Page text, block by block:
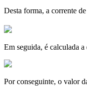
Desta forma, a corrente
Em seguida, é calculada
Por conseguinte, o valor